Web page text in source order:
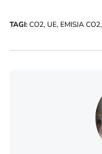
TAGI:CO2, UE, EMISJA CO2,